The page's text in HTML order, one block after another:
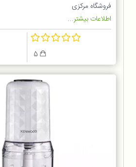
فروشگاه مرکزی
اطلاعات بیشتر...